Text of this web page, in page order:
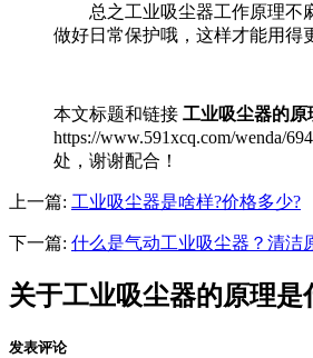
总之工业吸尘器工作原理不
做好日常保护哦，这样才能用得
本文标题和链接 工业吸尘器的原
https://www.591xcq.com/wenda/
处，谢谢配合！
上一篇: 工业吸尘器是啥样?价格多少?
下一篇: 什么是气动工业吸尘器？清洁
关于工业吸尘器的原理是
发表评论